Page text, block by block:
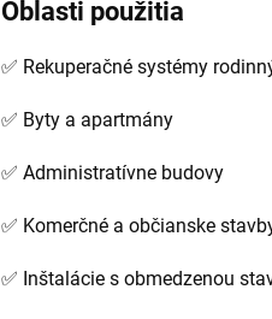
Oblasti použitia
✅ Rekuperačné systémy
✅ Byty a apartmány
✅ Administratívne budovy
✅ Komerčné a občianske
✅ Inštalácie s obmedzenou